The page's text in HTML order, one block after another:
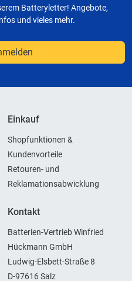
Batteryletter! Angebote,
und vieles mehr.
Einkauf
Shopfunktionen &
Kundenvorteile
Retouren- und
Reklamationsabwicklung
Kontakt
Batterien-Vertrieb Winfried
Hückmann GmbH
Ludwig-Elsbett-Straße 8
D-97616 Salz